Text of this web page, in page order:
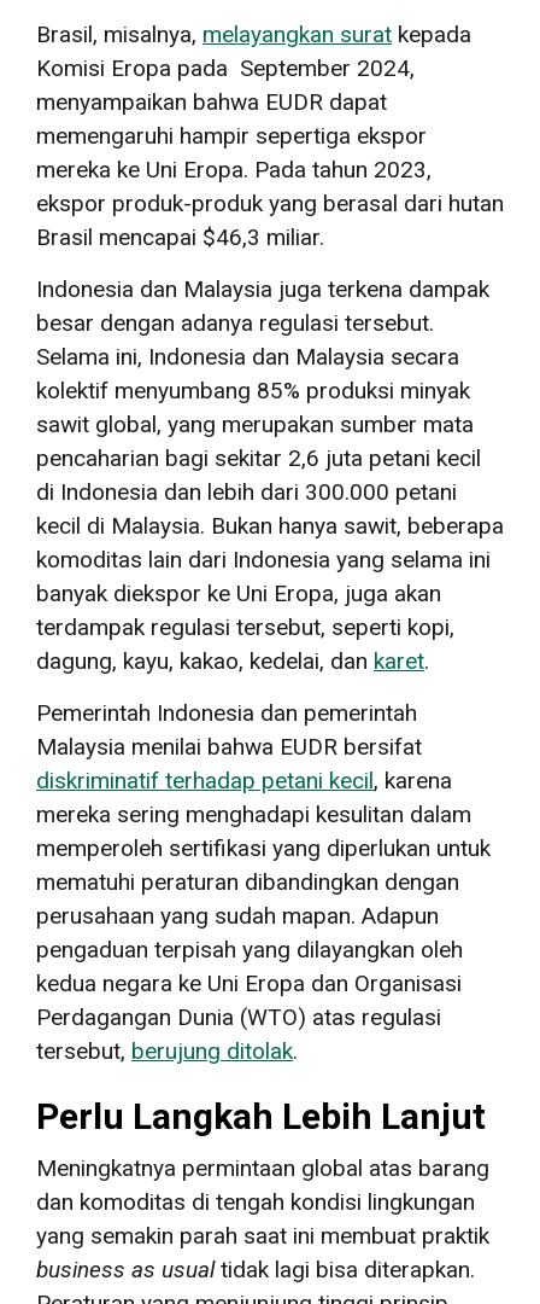
Brasil, misalnya, melayangkan surat kepada
Komisi Eropa pada September 2024,
menyampaikan bahwa EUDR dapat
memengaruhi hampir sepertiga ekspor
mereka ke Uni Eropa. Pada tahun 2023,
ekspor produk-produk yang berasal dari hutan
Brasil mencapai $46,3 miliar.
Indonesia dan Malaysia juga terkena dampak
besar dengan adanya regulasi tersebut.
Selama ini, Indonesia dan Malaysia secara
kolektif menyumbang 85% produksi minyak
sawit global, yang merupakan sumber mata
pencaharian bagi sekitar 2,6 juta petani kecil
di Indonesia dan lebih dari 300.000 petani
kecil di Malaysia. Bukan hanya sawit, beberapa
komoditas lain dari Indonesia yang selama ini
banyak diekspor ke Uni Eropa, juga akan
terdampak regulasi tersebut, seperti kopi,
dagung, kayu, kakao, kedelai, dan karet.
Pemerintah Indonesia dan pemerintah
Malaysia menilai bahwa EUDR bersifat
diskriminatif terhadap petani kecil, karena
mereka sering menghadapi kesulitan dalam
memperoleh sertifikasi yang diperlukan untuk
mematuhi peraturan dibandingkan dengan
perusahaan yang sudah mapan. Adapun
pengaduan terpisah yang dilayangkan oleh
kedua negara ke Uni Eropa dan Organisasi
Perdagangan Dunia (WTO) atas regulasi
tersebut, berujung ditolak.
Perlu Langkah Lebih Lanjut
Meningkatnya permintaan global atas barang
dan komoditas di tengah kondisi lingkungan
yang semakin parah saat ini membuat praktik
business as usualtidak lagi bisa diterapkan.